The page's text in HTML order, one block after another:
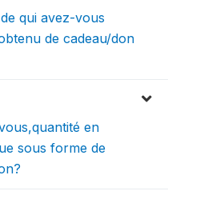
qui avez-vous
de cadeau/don
en
sous forme de